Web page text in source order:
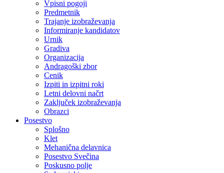
Vpisni pogoji
Predmetnik
Trajanje izobraževanja
Informiranje kandidatov
Urnik
Gradiva
Organizacija
Andragoški zbor
Cenik
Izpiti in izpitni roki
Letni delovni načrt
Zaključek izobraževanja
Obrazci
Posestvo
Splošno
Klet
Mehanična delavnica
Posestvo Svečina
Poskusno polje